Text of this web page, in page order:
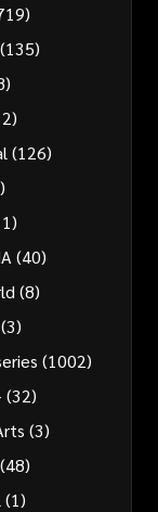
(135)
(126)
(40)
(8)
(3)
(1002)
(32)
(3)
(48)
(1)